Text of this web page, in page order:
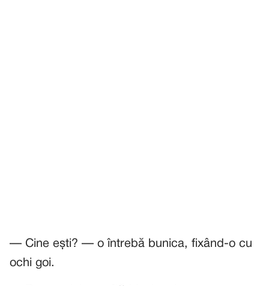
— Cine ești? — o întrebă bunica, fixând-o cu
ochi goi.